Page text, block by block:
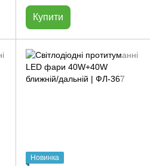
Купити
Новинка